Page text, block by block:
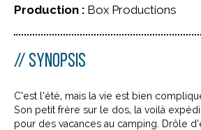
Production : Box Productions
SYNOPSIS
C’est l’été, mais la vie est bien
Son petit frère sur le dos, la voilà
pour des vacances au camping. Drôle